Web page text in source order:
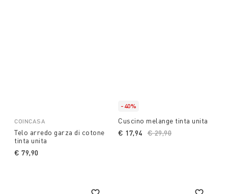
COINCASA
Telo arredo garza di cotone
tinta unita
€ 79,90
-40%
Cuscino melange tinta unita
Price reduced from
€ 29,90
€ 17,94